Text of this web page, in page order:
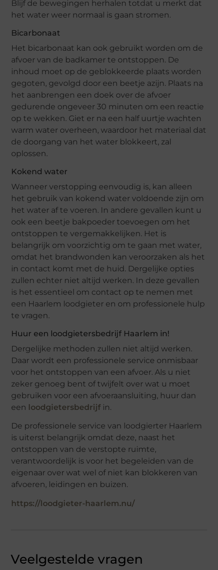
Blijf de bewegingen herhalen totdat u merkt dat
het water weer normaal is gaan stromen.
Bicarbonaat
Het bicarbonaat kan ook gebruikt worden om de
afvoer van de badkamer te ontstoppen. De
inhoud moet op de geblokkeerde plaats worden
gegoten, gevolgd door een beetje azijn. Plaats na
het aanbrengen een doek over de afvoer
gedurende ongeveer 30 minuten om een reactie
op te wekken. Giet er na een half uurtje wachten
warm water overheen, waardoor het materiaal dat
de doorgang van het water blokkeert, zal
oplossen.
Kokend water
Wanneer verstopping eenvoudig is, kan alleen
het gebruik van kokend water voldoende zijn om
het water af te voeren. In andere gevallen kunt u
ook een beetje bakpoeder toevoegen om het
ontstoppen te vergemakkelijken. Het is
belangrijk om voorzichtig om te gaan met water,
omdat het brandwonden kan veroorzaken als het
in contact komt met de huid. Dergelijke opties
zullen echter niet altijd werken. In deze gevallen
is het essentieel om contact op te nemen met
een Haarlem loodgieter en om professionele hulp
te vragen.
Huur een loodgietersbedrijf Haarlem in!
Dergelijke methoden zullen niet altijd werken.
Daar wordt een professionele service onmisbaar
voor het ontstoppen van een afvoer. Als u niet
zeker genoeg bent of twijfelt over wat u moet
gebruiken voor een afvoeraansluiting, huur dan
een loodgietersbedrijf in.
De professionele service van loodgierter Haarlem
is uiterst belangrijk omdat deze, naast het
ontstoppen van de verstopte ruimte,
verantwoordelijk is voor het begeleiden van de
eigenaar over wat wel of niet kan blokkeren van
afvoeren, leidingen en buizen.
https://loodgieter-haarlem.nu/
Veelgestelde vragen